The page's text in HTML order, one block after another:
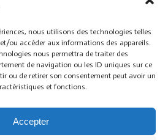
nous utilisons des technologies telles
ou accéder aux informations des appareils.
nous permettra de traiter des
de navigation ou les ID uniques sur ce
ou de retirer son consentement peut avoir un
et fonctions.
Accepter
?